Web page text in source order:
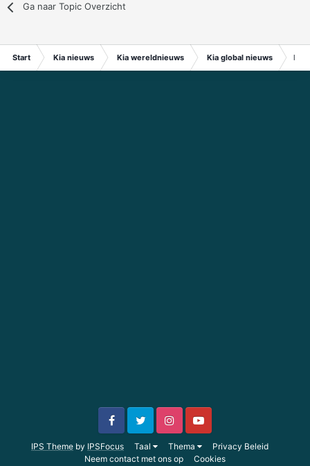
Ga naar Topic Overzicht
Start Kia nieuws Kia wereldnieuws Kia global nieuws
IPS Theme by IPSFocus Taal Thema
Privacy Beleid
Neem contact met ons op
Cookies